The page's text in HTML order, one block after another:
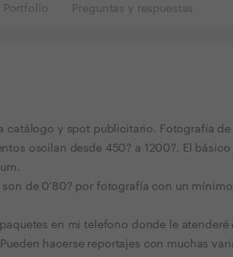
Portfolio Preguntas y respuestas
catálogo y spot publicitario. Fotografía
oscilan desde 450? a 1200?. El
son de 0'80? por fotografía con un
en mi telefono donde le
hacerse reportajes con muchas